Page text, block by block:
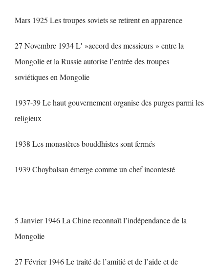
Mars 1925 Les troupes soviets se retirent en apparence
27 Novembre 1934 L' »accord des messieurs » entre la
Mongolie et la Russie autorise l’entrée des troupes
soviétiques en Mongolie
1937-39 Le haut gouvernement organise des purges parmi les
religieux
1938 Les monastères bouddhistes sont fermés
1939 Choybalsan émerge comme un chef incontesté
5 Janvier 1946 La Chine reconnaît l’indépendance de la
Mongolie
27 Février 1946 Le traité de l’amitié et de l’aide et de